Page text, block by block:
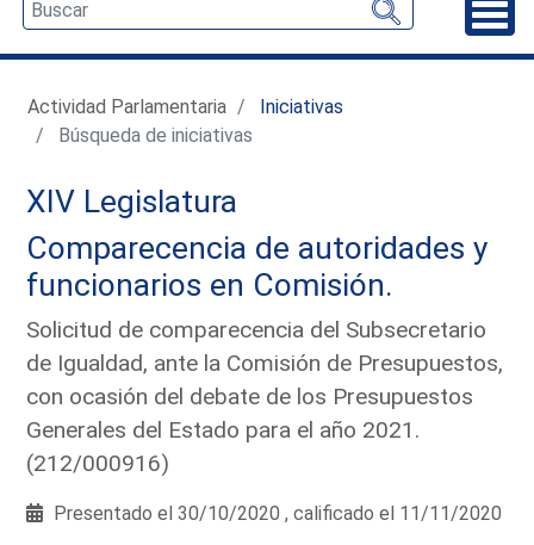
Actividad Parlamentaria
Iniciativas
Búsqueda de iniciativas
XIV Legislatura
Comparecencia de autoridades y
funcionarios en Comisión.
Solicitud de comparecencia del Subsecretario
de Igualdad, ante la Comisión de Presupuestos,
con ocasión del debate de los Presupuestos
Generales del Estado para el año 2021.
(212/000916)
Presentado el 30/10/2020 , calificado el 11/11/2020